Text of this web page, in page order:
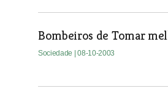
Bombeiros de Tomar
Sociedade | 08-10-2003